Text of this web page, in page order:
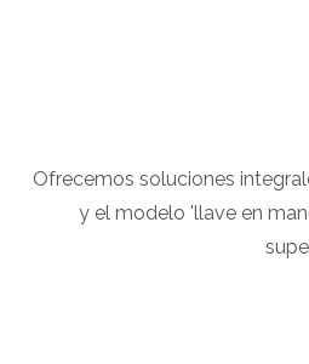
Ofrecemos soluciones
y el modelo 'llave en